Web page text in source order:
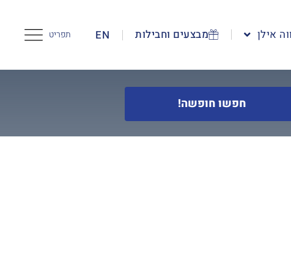
אילן מבצעים וחבילות EN תפריט
חפשו חופשה!